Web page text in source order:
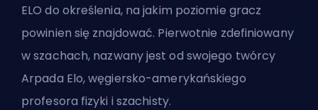
ELO do określenia, na jakim poziomie gracz
powinien się znajdować. Pierwotnie zdefiniowany
w szachach, nazwany jest od swojego twórcy
Arpada Elo, węgiersko-amerykańskiego
profesora fizyki i szachisty.